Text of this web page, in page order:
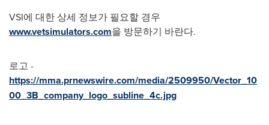
VSI에 대한 상세 정보가 필요할 경우
www.vetsimulators.com을 방문하기 바란다.
로고 -
https://mma.prnewswire.com/media/2509950/Vector_10
00_3B_company_logo_subline_4c.jpg